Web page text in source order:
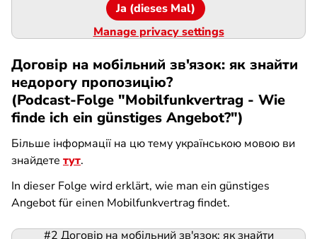
Ja (dieses Mal)
Manage privacy settings
Договір на мобільний зв'язок: як знайти
недорогу пропозицію?
(Podcast-Folge "Mobilfunkvertrag - Wie
finde ich ein günstiges Angebot?")
Більше інформації на цю тему українською мовою ви
знайдете тут.
In dieser Folge wird erklärt, wie man ein günstiges
Angebot für einen Mobilfunkvertrag findet.
#2 Договір на мобільний зв'язок: як знайти